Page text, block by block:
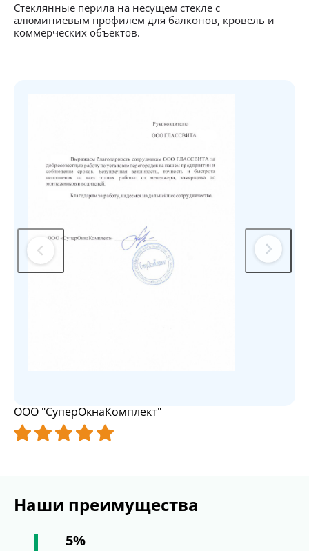
Стеклянные перила на несущем стекле с
алюминиевым профилем для балконов, кровель и
коммерческих объектов.
ООО "СуперОкнаКомплект"
Наши преимущества
5%